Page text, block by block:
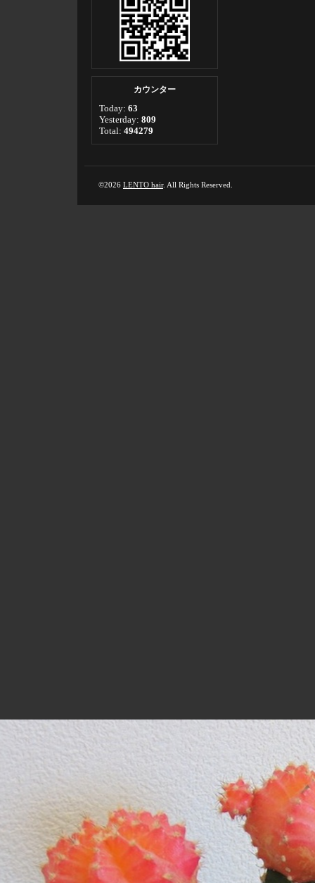
カウンター
Today: 63
Yesterday: 809
Total: 494279
©2026 LENTO hair. All Rights Reserved.